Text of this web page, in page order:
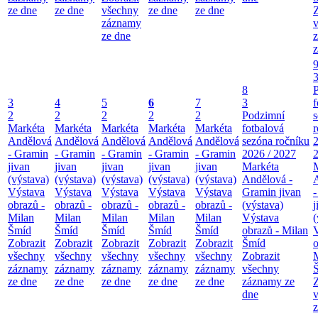
ze dne
ze dne
všechny
záznamy
ze dne
ze dne
ze dne
3
2
Markéta
Andělová
- Gramin
jivan
(výstava)
Výstava
obrazů -
Milan
Šmíd
Zobrazit
všechny
záznamy
ze dne
4
2
Markéta
Andělová
- Gramin
jivan
(výstava)
Výstava
obrazů -
Milan
Šmíd
Zobrazit
všechny
záznamy
ze dne
5
2
Markéta
Andělová
- Gramin
jivan
(výstava)
Výstava
obrazů -
Milan
Šmíd
Zobrazit
všechny
záznamy
ze dne
6
2
Markéta
Andělová
- Gramin
jivan
(výstava)
Výstava
obrazů -
Milan
Šmíd
Zobrazit
všechny
záznamy
ze dne
7
2
Markéta
Andělová
- Gramin
jivan
(výstava)
Výstava
obrazů -
Milan
Šmíd
Zobrazit
všechny
záznamy
ze dne
8
3
Podzimní
fotbalová
sezóna ročníku
2026 / 2027
Markéta
Andělová -
Gramin jivan
(výstava)
Výstava
obrazů - Milan
Šmíd
Zobrazit
všechny
záznamy ze
dne
9
3